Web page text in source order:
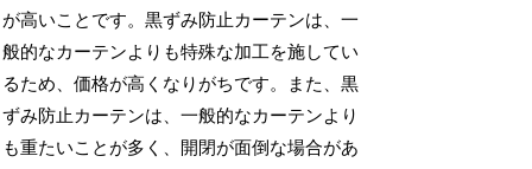
が高いことです。黒ずみ防止カーテンは、一
般的なカーテンよりも特殊な加工を施してい
るため、価格が高くなりがちです。また、黒
ずみ防止カーテンは、一般的なカーテンより
も重たいことが多く、開閉が面倒な場合があ